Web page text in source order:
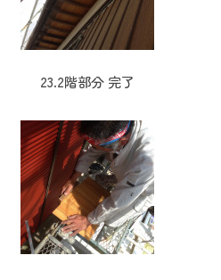
23.2階部分 完了